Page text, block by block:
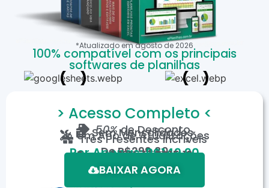
*Atualizado emagostode 2026
100% compatível com os principais
softwares de planilhas
> Acesso Completo <
50%de Desconto
Sem Mensalidades
Um Ano de Atualizações
Três Presentes Incríveis
DeR$299,80
Por Apenas: R$149,90
Em até 12X de R$15,19
*Oferta válida por tempo limitado.
BAIXAR AGORA